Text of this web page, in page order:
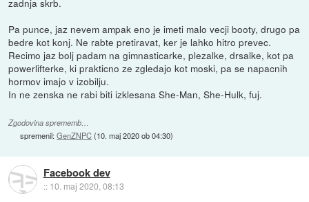
Pa punce, jaz nevem ampak eno je imeti malo vecji booty, drugo pa
bedre kot konj. Ne rabte pretiravat, ker je lahko hitro prevec.
Recimo jaz bolj padam na gimnasticarke, plezalke, drsalke, kot pa
powerlifterke, ki prakticno ze zgledajo kot moski, pa se napacnih
hormov imajo v izobilju.
In ne zenska ne rabi biti izklesana She-Man, She-Hulk, fuj.
Zgodovina sprememb…
spremenil:GenZNPC(10. maj 2020 ob 04:30)
Facebook dev
:: 10. maj 2020, 08:13